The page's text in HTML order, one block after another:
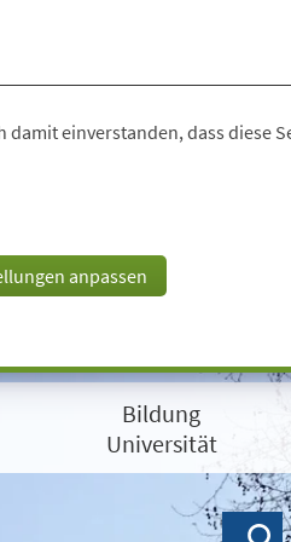
damit einverstanden, dass diese
anpassen
Bildung
Universität